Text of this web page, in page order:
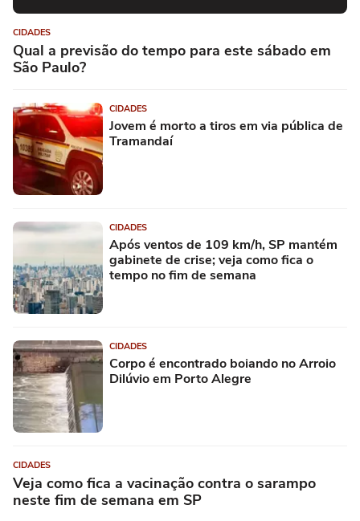
CIDADES
Qual a previsão do tempo para este sábado em
São Paulo?
CIDADES
Jovem é morto a tiros em via pública de
Tramandaí
CIDADES
Após ventos de 109 km/h, SP mantém
gabinete de crise; veja como fica o
tempo no fim de semana
CIDADES
Corpo é encontrado boiando no Arroio
Dilúvio em Porto Alegre
CIDADES
Veja como fica a vacinação contra o sarampo
neste fim de semana em SP